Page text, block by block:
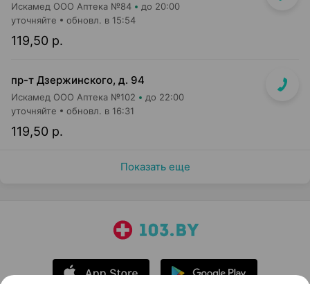
Искамед ООО Аптека №84 до 20:00
119,50 р.
уточняйте обновл. в 15:54
пр-т Дзержинского, д. 94
Искамед ООО Аптека №102 до 22:00
119,50 р.
уточняйте обновл. в 16:31
Показать еще